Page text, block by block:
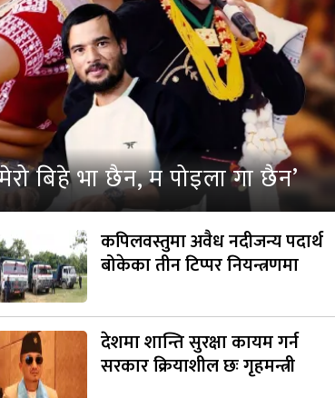
बिहे भा छैन, म पोइला गा छैन’
कपिलवस्तुमा अवैध नदीजन्य पदार्थ
बोकेका तीन टिप्पर नियन्त्रणमा
देशमा शान्ति सुरक्षा कायम गर्न
सरकार क्रियाशील छः गृहमन्त्री